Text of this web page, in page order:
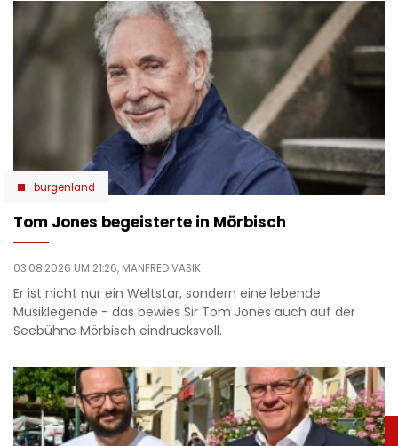
burgenland
Tom Jones begeisterte in Mörbisch
03.08.2026 UM 21:26, MANFRED VASIK
Er ist nicht nur ein Weltstar, sondern eine lebende
Musiklegende - das bewies Sir Tom Jones auch auf der
Seebühne Mörbisch eindrucksvoll.